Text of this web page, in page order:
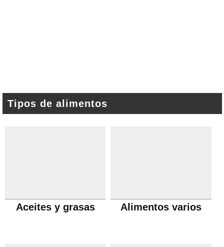
Tipos de alimentos
Aceites y grasas Alimentos varios